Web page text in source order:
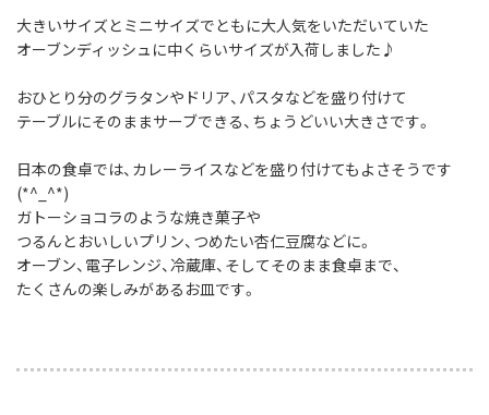
大きいサイズとミニサイズでともに大人気をいただいていた
オーブンディッシュに中くらいサイズが入荷しました♪
おひとり分のグラタンやドリア、パスタなどを盛り付けて
テーブルにそのままサーブできる、ちょうどいい大きさです。
日本の食卓では、カレーライスなどを盛り付けてもよさそうです
(*^_^*)
ガトーショコラのような焼き菓子や
つるんとおいしいプリン、つめたい杏仁豆腐などに。
オーブン、電子レンジ、冷蔵庫、そしてそのまま食卓まで、
たくさんの楽しみがあるお皿です。